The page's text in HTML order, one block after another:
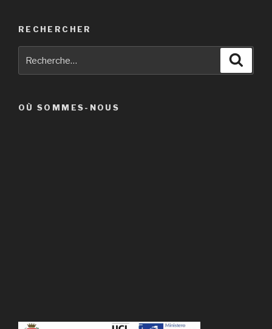
RECHERCHER
OÙ SOMMES-NOUS